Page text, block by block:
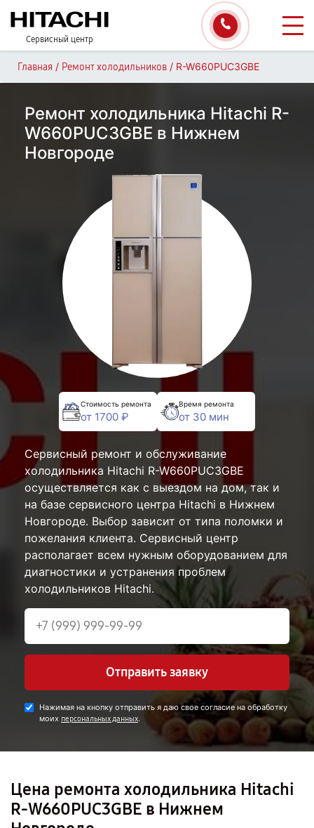
Сервисный центр
Главная / Ремонт холодильников / R-W660PUC3GBE
Ремонт холодильника Hitachi R-
W660PUC3GBE в Нижнем
Новгороде
Стоимость ремонта
от 1700 ₽
Время ремонта
от 30 мин
Сервисный ремонт и обслуживание
холодильника Hitachi R-W660PUC3GBE
осуществляется как с выездом на дом, так и
на базе сервисного центра Hitachi в Нижнем
Новгороде. Выбор зависит от типа поломки и
пожелания клиента. Сервисный центр
располагает всем нужным оборудованием для
диагностики и устранения проблем
холодильников Hitachi.
Отправить заявку
Нажимая на кнопку отправить я даю свое согласие на обработку
моих персональных данных.
Цена ремонта холодильника Hitachi
R-W660PUC3GBE в Нижнем